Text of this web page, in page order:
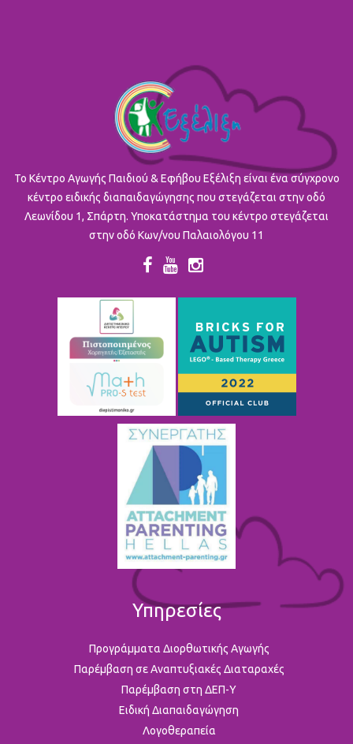
To Κέντρο Αγωγής Παιδιού & Εφήβου Εξέλιξη είναι ένα σύγχρονο
κέντρο ειδικής διαπαιδαγώγησης που στεγάζεται στην οδό
Λεωνίδου 1, Σπάρτη. Υποκατάστημα του κέντρο στεγάζεται
στην οδό Κων/νου Παλαιολόγου 11
Υπηρεσίες
Προγράμματα Διορθωτικής Αγωγής
Παρέμβαση σε Αναπτυξιακές Διαταραχές
Παρέμβαση στη ΔΕΠ-Υ
Ειδική Διαπαιδαγώγηση
Λογοθεραπεία